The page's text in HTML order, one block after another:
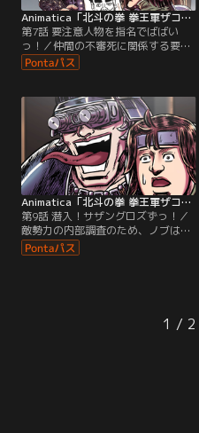
Animatica「北斗の拳 拳王軍ザコたちの挽歌」 第07話
第7話 要注意人物を指名でばばい
っ！／仲間の不審死に関係する要注
意人物の似顔絵に見覚えのあるノ
ブ。『胸に七つの傷がある男』と
Animatica「北斗の拳 拳王軍ザコたちの挽歌」 第09話
第9話 潜入！サザングロズずっ！／
敵勢力の内部調査のため、ノブは他
のザコたちと共にサザンクロスへ偵
察に向かう。
1